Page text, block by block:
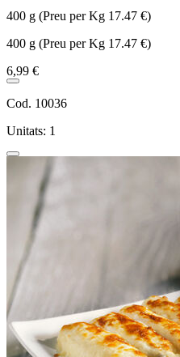
400 g (Preu per Kg 17.47 €)
400 g (Preu per Kg 17.47 €)
6,99 €
Cod. 10036
Unitats: 1